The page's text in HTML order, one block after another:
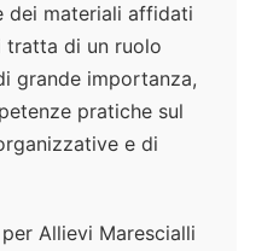
dei materiali affidati
di un ruolo
grande importanza,
pratiche sul
e di
Allievi Marescialli